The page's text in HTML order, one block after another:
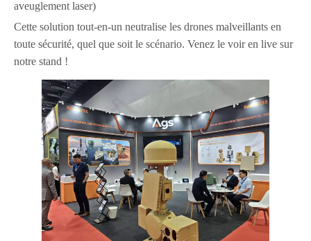
aveuglement laser)
Cette solution tout-en-un neutralise les drones malveillants en
toute sécurité, quel que soit le scénario. Venez le voir en live sur
notre stand !